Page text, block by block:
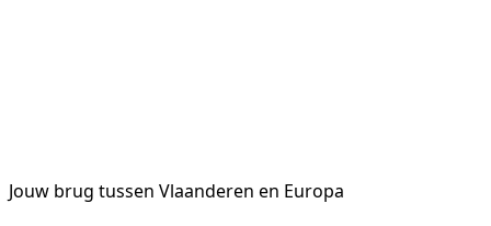
Jouw brug tussen Vlaanderen en Europa